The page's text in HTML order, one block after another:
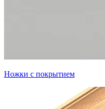
Ножки с покрытием